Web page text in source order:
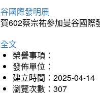
國際發明展
602蔡宗祐參加曼谷國際
文
榮譽事項：
發佈單位：
建立時間：2025-04-14
瀏覽次數：307